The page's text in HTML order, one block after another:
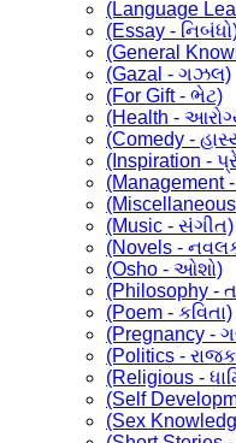
(Language
(Essay -
(General
(Gazal - ગઝલ)
(For Gift - ભેટ)
(Health -
(Comedy -
(Inspiration -
(Management
(Music - સંગીત)
(Novels -
(Osho - ઓશો)
(Philosophy -
(Poem - કવિતા)
(Pregnancy -
(Politics -
(Religious -
(Self
(Sex